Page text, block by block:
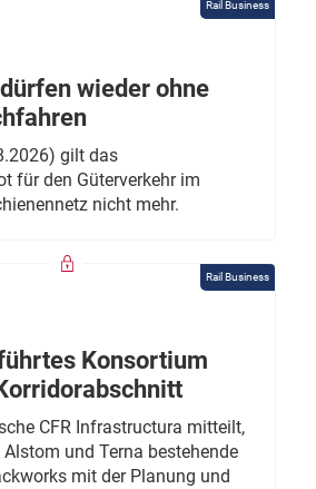
Rail Business
wieder ohne
gilt das
für den Güterverkehr im
nicht mehr.
Rail Business
Konsortium
CFR Infrastructura mitteilt,
und Terna bestehende
mit der Planung und